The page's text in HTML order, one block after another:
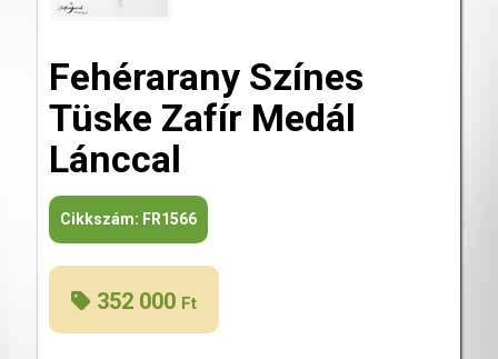
Fehérarany Színes
Tüske Zafír Medál
Lánccal
Cikkszám: FR1566
352 000 Ft